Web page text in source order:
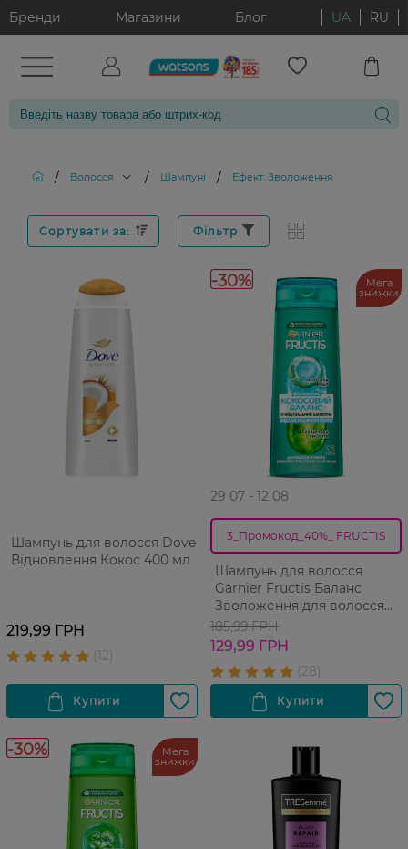
Бренди Магазини Блог UA RU
/ Волосся / Шампуні / Ефект: Зволоження
Сортувати за: Фільтр
Шампунь для волосся Dove
Відновлення Кокос 400 мл
219,99 ГРН
-30% Мега
знижки
29 07 - 12 08
3_Промокод_40%_ FRUCTIS
Шампунь для волосся
Garnier Fructis Баланс
Зволоження для волосся
жирного біля коріння і
сухого на кінчиках 400 мл
185,99 ГРН
129,99 ГРН
-30% Мега
знижки